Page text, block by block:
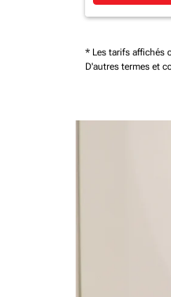
* Les tarifs affichés
D'autres termes et